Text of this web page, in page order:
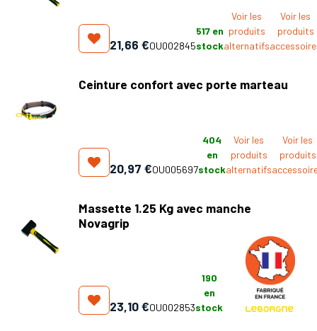
21,66 €OU002845
517 en
stock
Voir les
produits
alternatifs
Voir les
produits
Ceinture confort avec porte marteau
20,97 €OU005697
404
en
stock
Voir les
produits
alternatifs
Voir les
produits
Massette 1.25 Kg avec manche
Novagrip
23,10€OU002853
190
en
stock